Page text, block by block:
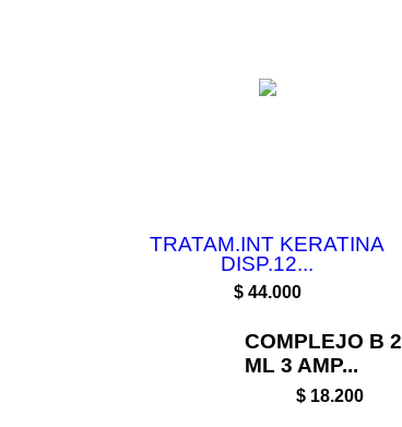
TRATAM.INT KERATINA
DISP.12...
Precio
$ 44.000
COMPLEJO B 2
ML 3 AMP...
$ 18.200